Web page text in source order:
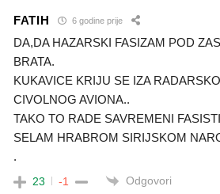
FATIH 6 godine prije
DA,DA HAZARSKI FASIZAM POD
BRATA.
KUKAVICE KRIJU SE IZA
CIVOLNOG AVIONA..
TAKO TO RADE SAVREMENI
SELAM HRABROM SIRIJSKOM
.
23 -1 Odgovori